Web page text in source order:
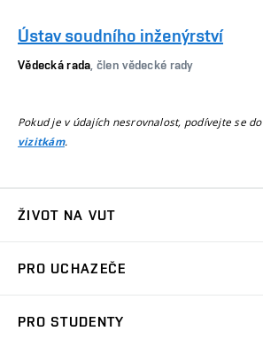
Ústav soudního inženýrství
Vědecká rada , člen vědecké rady
Pokud je v údajích nesrovnalost, podívejte se do
vizitkám.
ŽIVOT NA VUT
Koleje
PRO UCHAZEČE
PRO STUDENTY